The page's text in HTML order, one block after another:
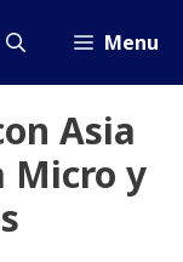
Menu
Asia
Micro y